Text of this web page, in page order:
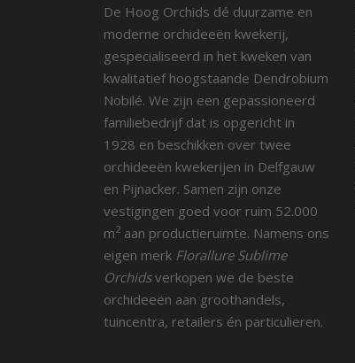
De Hoog Orchids dé duurzame en
moderne orchideeën kwekerij,
gespecialiseerd in het kweken van
kwalitatief hoogstaande Dendrobium
Nobilé. We zijn een gepassioneerd
familiebedrijf dat is opgericht in
1928 en beschikken over twee
orchideeën kwekerijen in Delfgauw
en Pijnacker. Samen zijn onze
vestigingen goed voor ruim 52.000
m2 aan productieruimte. Namens ons
eigen merk Florallure Sublime
Orchidsverkopen we de beste
orchideeën aan groothandels,
tuincentra, retailers én particulieren.